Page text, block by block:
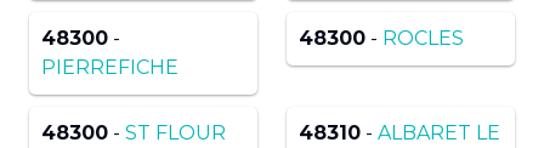
48300 -
PIERREFICHE
48300 - ROCLES
48300 - ST FLOUR
48310 - ALBARET LE